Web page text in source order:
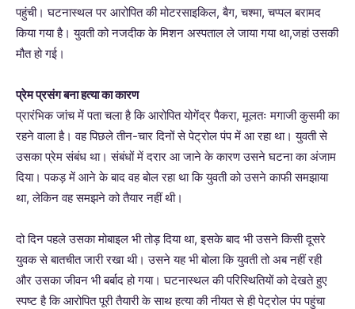
पहुंची। घटनास्थल पर आरोपित की मोटरसाइकिल, बैग, चश्मा, चप्पल बरामद
किया गया है। युवती को नजदीक के मिशन अस्पताल ले जाया गया था,जहां उसकी
मौत हो गई।
प्रेम प्रसंग बना हत्या का कारण
प्रारंभिक जांच में पता चला है कि आरोपित योगेंद्र पैकरा, मूलतः मगाजी कुसमी का
रहने वाला है। वह पिछले तीन-चार दिनों से पेट्रोल पंप में आ रहा था। युवती से
उसका प्रेम संबंध था। संबंधों में दरार आ जाने के कारण उसने घटना का अंजाम
दिया। पकड़ में आने के बाद वह बोल रहा था कि युवती को उसने काफी समझाया
था, लेकिन वह समझने को तैयार नहीं थी।
दो दिन पहले उसका मोबाइल भी तोड़ दिया था, इसके बाद भी उसने किसी दूसरे
युवक से बातचीत जारी रखा थी। उसने यह भी बोला कि युवती तो अब नहीं रही
और उसका जीवन भी बर्बाद हो गया। घटनास्थल की परिस्थितियों को देखते हुए
स्पष्ट है कि आरोपित पूरी तैयारी के साथ हत्या की नीयत से ही पेट्रोल पंप पहुंचा